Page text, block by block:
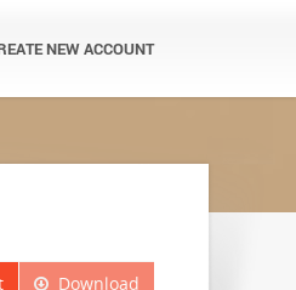
NEW ACCOUNT
Download